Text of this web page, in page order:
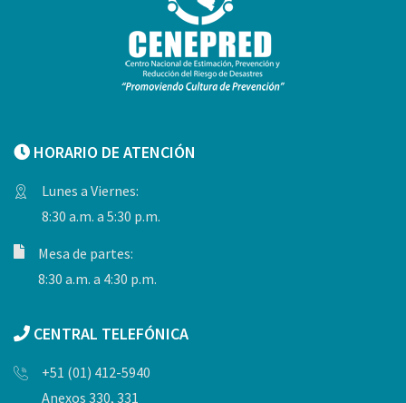
HORARIO DE ATENCIÓN
Lunes a Viernes:
8:30 a.m. a 5:30 p.m.
Mesa de partes:
8:30 a.m. a 4:30 p.m.
CENTRAL TELEFÓNICA
+51 (01) 412-5940
Anexos 330, 331